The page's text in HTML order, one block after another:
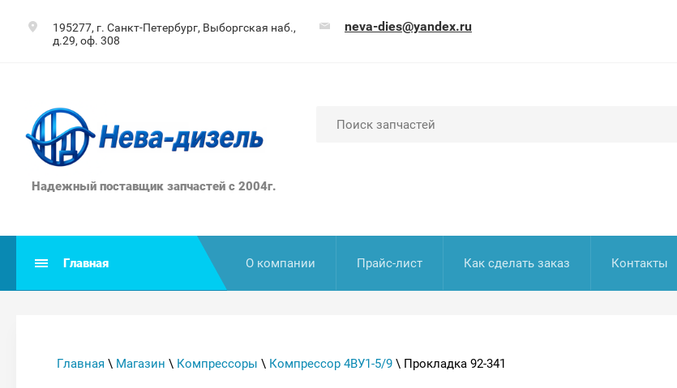
195277, г. Санкт-Петербург, Выборгская наб.,
д.29, оф. 308
neva-dies@yandex.ru
Надежный поставщик запчастей с 2004г.
Главная О компании Прайс-лист Как сделать заказ Контакты
Главная \ Магазин \ Компрессоры \ Компрессор 4ВУ1-5/9 \ Прокладка 92-341